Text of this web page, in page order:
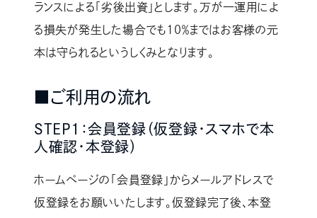
ランスによる「劣後出資」とします。万が一運用によ
る損失が発生した場合でも10％まではお客様の元
本は守られるというしくみとなります。
■ご利用の流れ
STEP1：会員登録（仮登録・スマホで本
人確認・本登録）
ホームページの「会員登録」からメールアドレスで
仮登録をお願いいたします。仮登録完了後、本登